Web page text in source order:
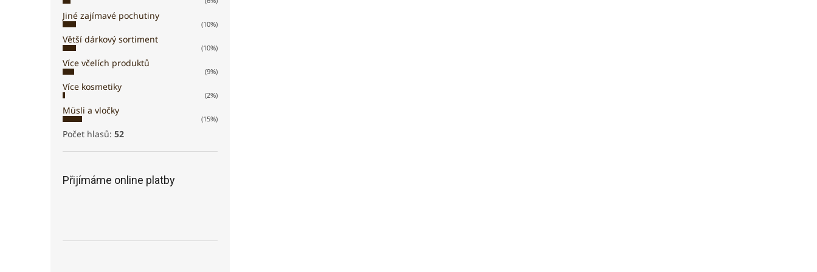
Jiné zajímavé pochutiny
(10%)
Větší dárkový sortiment
(10%)
Více včelích produktů
(9%)
Více kosmetiky
(2%)
Müsli a vločky
(15%)
Počet hlasů: 52
Přijímáme online platby